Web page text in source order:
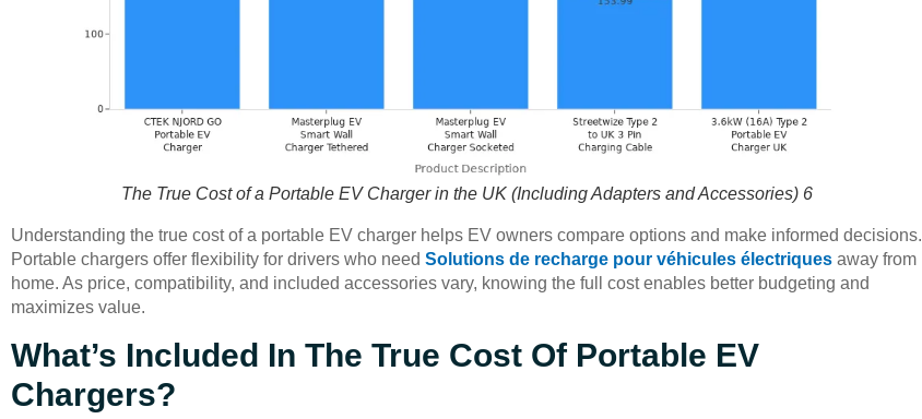
The True Cost of a Portable EV Charger in the UK (Including Adapters and Accessories) 6
Understanding the true cost of a portable EV charger helps EV owners compare options and make informed decisions.
Portable chargers offer flexibility for drivers who need Solutions de recharge pour véhicules électriques away from
home. As price, compatibility, and included accessories vary, knowing the full cost enables better budgeting and
maximizes value.
What’s Included In The True Cost Of Portable EV
Chargers?